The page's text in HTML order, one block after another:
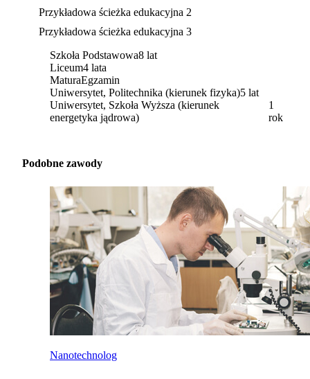
Przykładowa ścieżka edukacyjna 2
Przykładowa ścieżka edukacyjna 3
Szkoła Podstawowa8 lat
Liceum4 lata
MaturaEgzamin
Uniwersytet, Politechnika (kierunek fizyka)5 lat
Uniwersytet, Szkoła Wyższa (kierunek
energetyka jądrowa)
1
rok
Podobne zawody
Nanotechnolog